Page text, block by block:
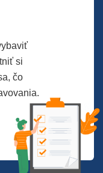
si
čo